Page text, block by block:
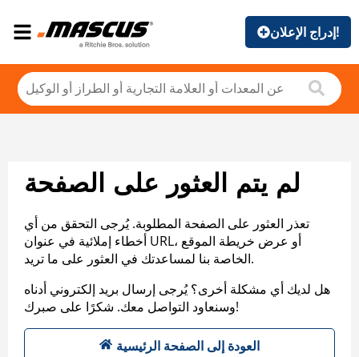
إدراج الإعلان!
لم يتم العثور على الصفحة
تعذر العثور على الصفحة المطلوبة. يُرجى التحقق من أي
أخطاء إملائية في عنوان URL، أو عرض خريطة الموقع
الخاصة بنا لمساعدتك في العثور على ما تريد.
هل لديك أي مشكلة أخرى؟ يُرجى إرسال بريد إلكتروني أدناه
وسنعاود التواصل معك. شكرًا على صبرك!
العودة إلى الصفحة الرئيسية